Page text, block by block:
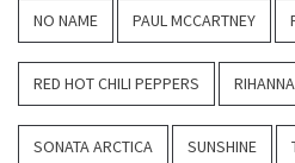
NO NAME PAUL MCCARTNEY
RED HOT CHILI PEPPERS RIHANNA
SONATA ARCTICA SUNSHINE